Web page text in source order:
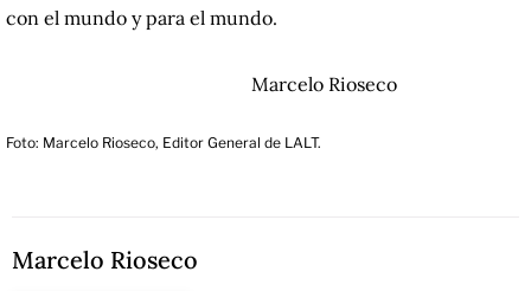
con el mundo y para el mundo.
Marcelo Rioseco
Foto: Marcelo Rioseco, Editor General de LALT.
Marcelo Rioseco